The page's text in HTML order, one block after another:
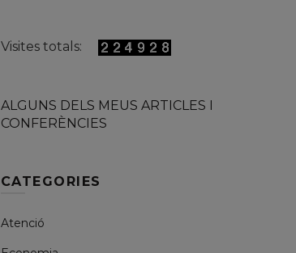
Visites totals:
ALGUNS DELS MEUS ARTICLES I
CONFERÈNCIES
CATEGORIES
Atenció